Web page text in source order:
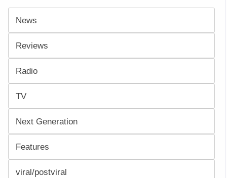
News
Reviews
Radio
TV
Next Generation
Features
viral/postviral